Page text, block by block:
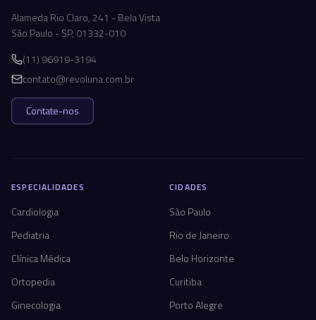
Alameda Rio Claro, 241 - Bela Vista
São Paulo - SP, 01332-010
(11) 96919-3194
contato@revoluna.com.br
Contate-nos
ESPECIALIDADES
Cardiologia
Pediatria
Clínica Médica
Ortopedia
Ginecologia
CIDADES
São Paulo
Rio de Janeiro
Belo Horizonte
Curitiba
Porto Alegre